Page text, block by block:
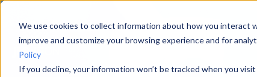
We use cookies to collect information about how you interact
improve and customize your browsing experience and for
Policy
If you decline, your information won’t be tracked when you
Vision systemer Cases